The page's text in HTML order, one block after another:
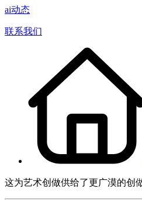
ai动态
联系我们
这为艺术创做供给了更广漠的创